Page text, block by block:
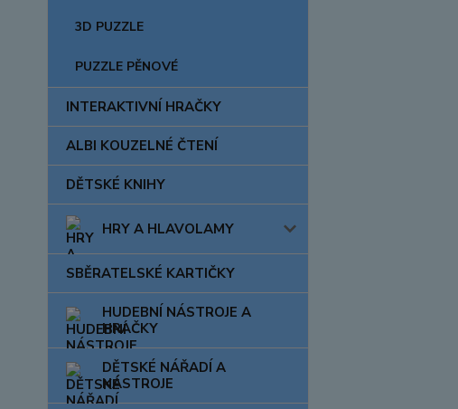
3D PUZZLE
PUZZLE PĚNOVÉ
INTERAKTIVNÍ HRAČKY
ALBI KOUZELNÉ ČTENÍ
DĚTSKÉ KNIHY
HRY A HLAVOLAMY
SBĚRATELSKÉ KARTIČKY
HUDEBNÍ NÁSTROJE A
HRAČKY
DĚTSKÉ NÁŘADÍ A
NÁSTROJE